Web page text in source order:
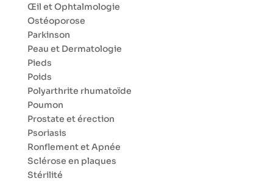
Œil et Ophtalmologie
Ostéoporose
Parkinson
Peau et Dermatologie
Pieds
Poids
Polyarthrite rhumatoïde
Poumon
Prostate et érection
Psoriasis
Ronflement et Apnée
Sclérose en plaques
Stérilité